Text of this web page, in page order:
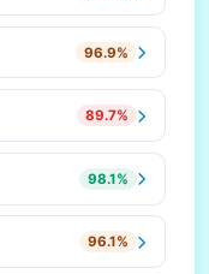
96.9%
89.7%
98.1%
96.1%